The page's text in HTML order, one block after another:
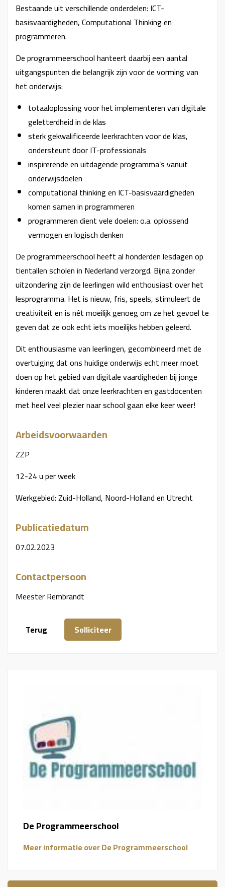
Bestaande uit verschillende onderdelen: ICT-
basisvaardigheden, Computational Thinking en
programmeren.
De programmeerschool hanteert daarbij een aantal
uitgangspunten die belangrijk zijn voor de vorming van
het onderwijs:
totaaloplossing voor het implementeren van digitale
geletterdheid in de klas
sterk gekwalificeerde leerkrachten voor de klas,
ondersteunt door IT-professionals
inspirerende en uitdagende programma’s vanuit
onderwijsdoelen
computational thinking en ICT-basisvaardigheden
komen samen in programmeren
programmeren dient vele doelen: o.a. oplossend
vermogen en logisch denken
De programmeerschool heeft al honderden lesdagen op
tientallen scholen in Nederland verzorgd. Bijna zonder
uitzondering zijn de leerlingen wild enthousiast over het
lesprogramma. Het is nieuw, fris, speels, stimuleert de
creativiteit en is nét moeilijk genoeg om ze het gevoel te
geven dat ze ook echt iets moeilijks hebben geleerd.
Dit enthousiasme van leerlingen, gecombineerd met de
overtuiging dat ons huidige onderwijs echt meer moet
doen op het gebied van digitale vaardigheden bij jonge
kinderen maakt dat onze leerkrachten en gastdocenten
met heel veel plezier naar school gaan elke keer weer!
Arbeidsvoorwaarden
ZZP
12-24 u per week
Werkgebied: Zuid-Holland, Noord-Holland en Utrecht
Publicatiedatum
07.02.2023
Contactpersoon
Meester Rembrandt
De Programmeerschool
Meer informatie over De Programmeerschool